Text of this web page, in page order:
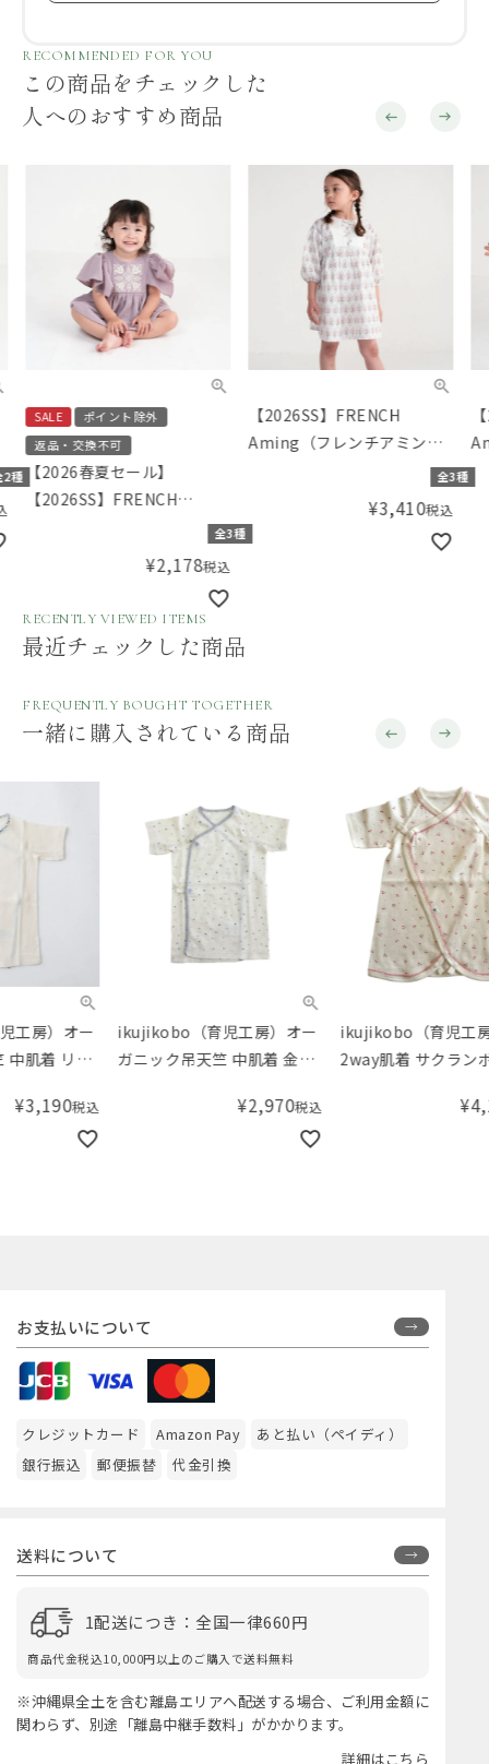
RECOMMENDED FOR YOU
この商品をチェックした
人へのおすすめ商品
SALE
ポイント除外
返品・交換不可
【2026春夏セール】
【2026SS】FRENCH
全3種
2,178税込
【2026SS】FRENCH
Aming（フレンチアミン
全3種
3,410税込
【
グ
RECENTLY VIEWED ITEMS
最近チェックした商品
FREQUENTLY BOUGHT TOGETHER
一緒に購入されている商品
ikujikobo（育児工房）オー
ガニック吊天竺 中肌着 金平
糖 ブルー （50-70cm）
ikujikobo（育児工房）
2way肌着 サクランボ柄
（50-70cm）
（
お支払いについて
クレジットカード Amazon Pay
あと払い（ペイディ）
銀行振込
郵便振替 代金引換
送料について
1配送につき：全国一律660円
商品代金税込10,000円以上のご購入で送料無料
※沖縄県全土を含む離島エリアへ配送する場合、ご利用金額に
関わらず、別途「離島中継手数料」がかかります。